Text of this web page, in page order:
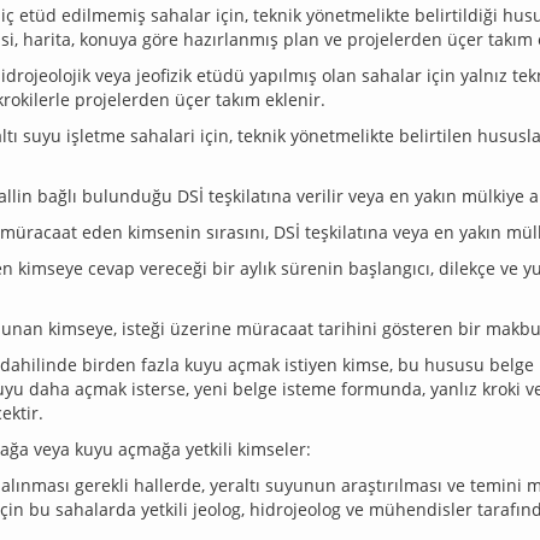
etüd edilmemiş sahalar için, teknik yönetmelikte belirtildiği
harita, konuya göre hazırlanmış plan ve projelerden üçer takım
veya jeofizik etüdü yapılmış olan sahalar için yalnız
projelerden üçer takım eklenir.
suyu işletme sahalari için, teknik yönetmelikte belirtilen
bağlı bulunduğu DSİ teşkilatına verilir veya en yakın mülkiye
eden kimsenin sırasını, DSİ teşkilatına veya en yakın
kimseye cevap vereceği bir aylık sürenin başlangıcı, dilekçe ve
kimseye, isteği üzerine müracaat tarihini gösteren bir
dahilinde birden fazla kuyu açmak istiyen kimse, bu hususu
daha açmak isterse, yeni belge isteme formunda, yanlız kroki
veya kuyu açmağa yetkili kimseler:
gerekli hallerde, yeraltı suyunun araştırılması ve temini
bu sahalarda yetkili jeolog, hidrojeolog ve mühendisler